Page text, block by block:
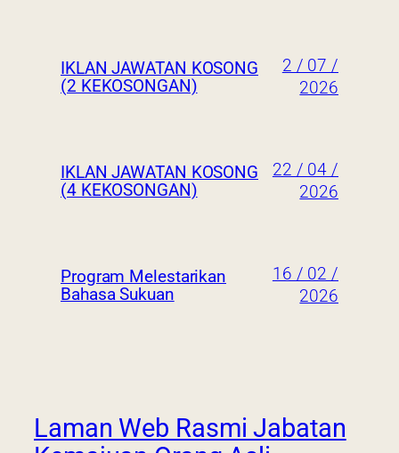
IKLAN JAWATAN KOSONG
(2 KEKOSONGAN)
2 / 07 /
2026
IKLAN JAWATAN KOSONG
(4 KEKOSONGAN)
22 / 04 /
2026
Program Melestarikan
Bahasa Sukuan
16 / 02 /
2026
Laman Web Rasmi Jabatan